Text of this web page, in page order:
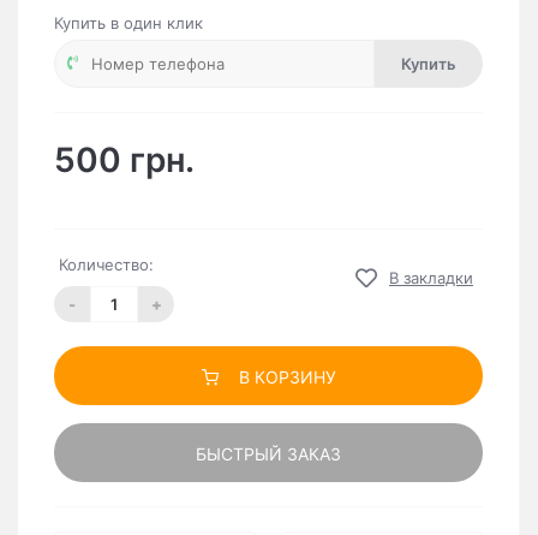
Купить в один клик
Купить
500 грн.
Количество:
- +
В закладки
В КОРЗИНУ
БЫСТРЫЙ ЗАКАЗ